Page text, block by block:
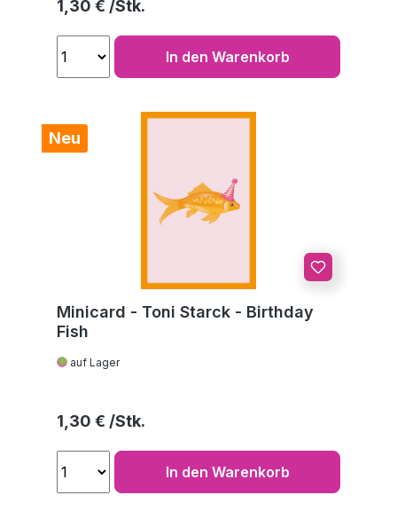
Regulärer Preis:
1,30 €
In den Warenkorb
Neu
Minicard - Toni Starck - Birthday
Fish
auf Lager
Regulärer Preis:
1,30 €
In den Warenkorb